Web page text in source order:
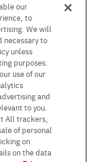
Policy
Site Map
Version)
sales (PDF)
Group Tax Strategy
our
to
We will
necessary to
unless
purposes.
use of our
and
to you.
All trackers,
of personal
on
on the data